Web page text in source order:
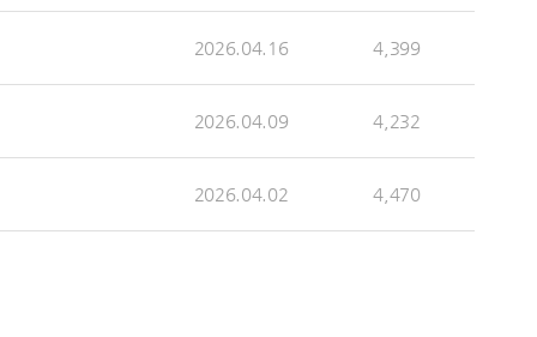
2026.04.16 4,399
2026.04.09 4,232
2026.04.02 4,470